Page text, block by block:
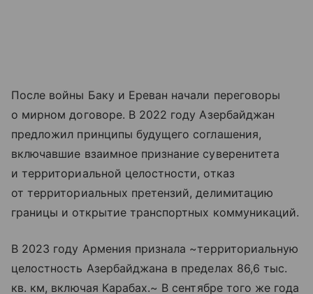
После войны Баку и Ереван начали переговоры
о мирном договоре. В 2022 году Азербайджан
предложил принципы будущего соглашения,
включавшие взаимное признание суверенитета
и территориальной целостности, отказ
от территориальных претензий, делимитацию
границы и открытие транспортных коммуникаций.
В 2023 году Армения признала ~территориальную
целостность Азербайджана в пределах 86,6 тыс.
кв. км, включая Карабах.~ В сентябре того же года